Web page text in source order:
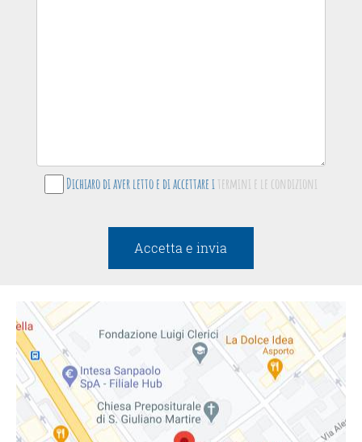
Dichiaro di aver letto e di accettare i termini e le condizioni
Accetta e invia